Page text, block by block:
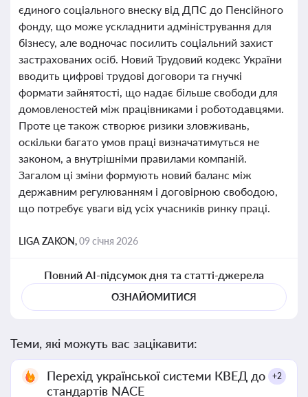
єдиного соціального внеску від ДПС до Пенсійного
фонду, що може ускладнити адміністрування для
бізнесу, але водночас посилить соціальний захист
застрахованих осіб. Новий Трудовий кодекс України
вводить цифрові трудові договори та гнучкі
формати зайнятості, що надає більше свободи для
домовленостей між працівниками і роботодавцями.
Проте це також створює ризики зловживань,
оскільки багато умов праці визначатимуться не
законом, а внутрішніми правилами компаній.
Загалом ці зміни формують новий баланс між
державним регулюванням і договірною свободою,
що потребує уваги від усіх учасників ринку праці.
LIGA ZAKON,09 січня 2026
Повний AI-підсумок дня та статті-джерела
ОЗНАЙОМИТИСЯ
Теми, які можуть вас зацікавити:
Перехід української системи КВЕД до
стандартів NACE
+2